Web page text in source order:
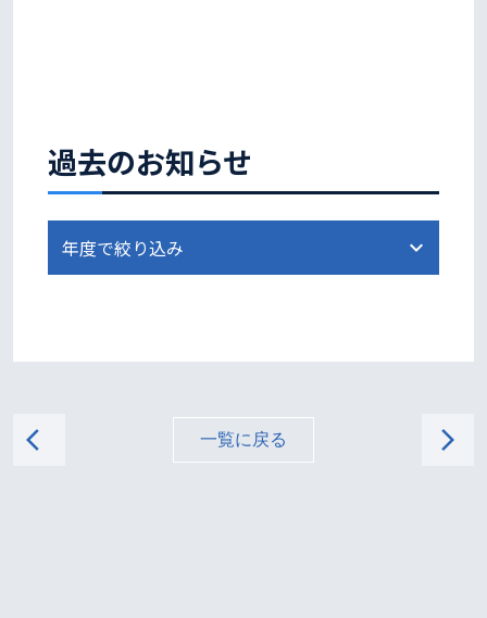
過去のお知らせ
arrow_back_ios 一覧に戻る arrow_forward_ios